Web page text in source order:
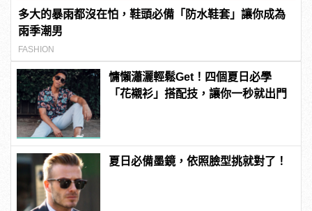
多大的暴雨都沒在怕，鞋頭必備「防水鞋套」讓你成為
雨季潮男
FASHION
慵懶瀟灑輕鬆Get！四個夏日必學
「花襯衫」搭配技，讓你一秒就出門
夏日必備墨鏡，依照臉型挑就對了！